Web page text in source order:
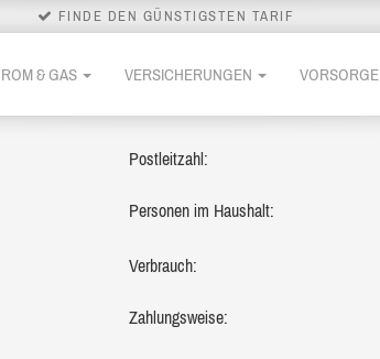
FINDE DEN GÜNSTIGSTEN TARIF
& GAS VERSICHERUNGEN VORSORGE
Postleitzahl:
Personen im Haushalt:
Verbrauch:
Zahlungsweise: